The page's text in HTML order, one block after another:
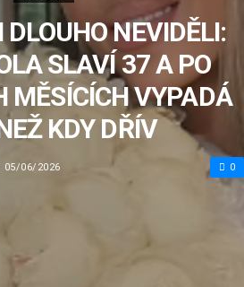
NEVIDĚLI:
SLAVÍ 37 A PO
MĚSÍCÍCH VYPADÁ
KDY DŘÍV
05/06/2026 0